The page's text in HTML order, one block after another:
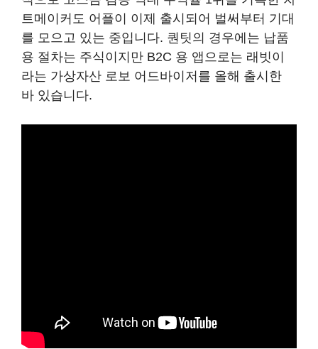
트메이커도 어플이 이제 출시되어 벌써부터 기대
를 모으고 있는 중입니다. 퀀팃의 경우에는 납품
용 절차는 주식이지만 B2C 용 앱으로는 래빗이
라는 가상자산 로보 어드바이저를 올해 출시한
바 있습니다.